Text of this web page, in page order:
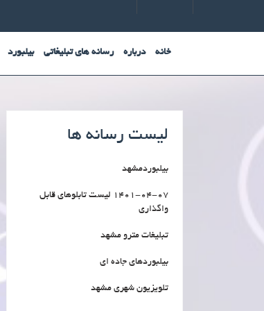
content
بیلبورد رسانه های تبلیغاتی درباره خانه
لیست رسانه ها
بیلبوردمشهد
1401-04-07 لیست تابلوهای قابل
واگذاری
تبلیغات مترو مشهد
بیلبوردهای جاده ای
تلویزیون شهری مشهد